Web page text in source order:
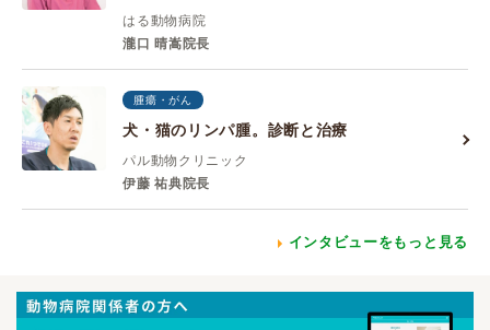
はる動物病院
瀧口 晴嵩院長
腫瘍・がん
犬・猫のリンパ腫。診断と治療
パル動物クリニック
伊藤 祐典院長
インタビューをもっと見る